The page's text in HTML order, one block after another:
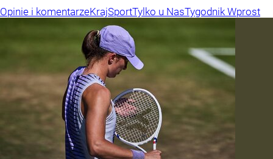
Opinie i komentarzeKrajSportTylko u NasTygodnik Wprost